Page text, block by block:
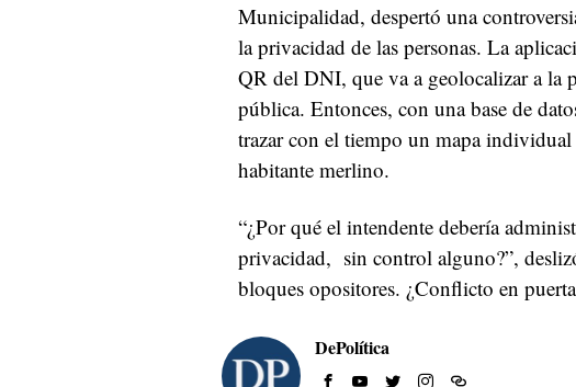
Municipalidad, despertó una
la privacidad de las personas. La
QR del DNI, que va a geolocalizar a la
pública. Entonces, con una base de
trazar con el tiempo un mapa
habitante merlino.
“¿Por qué el intendente debería
privacidad, sin control alguno?”,
bloques opositores. ¿Conflicto en
DePolítica